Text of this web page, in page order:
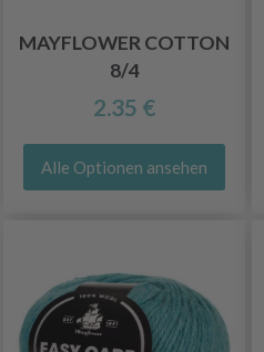
MAYFLOWER COTTON
8/4
2.35 €
Alle Optionen ansehen